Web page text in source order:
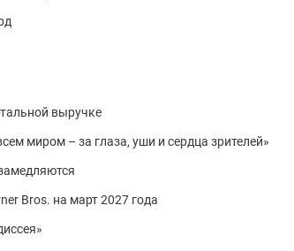
выручке
миром – за глаза, уши и сердца зрителей»
Bros. на март 2027 года